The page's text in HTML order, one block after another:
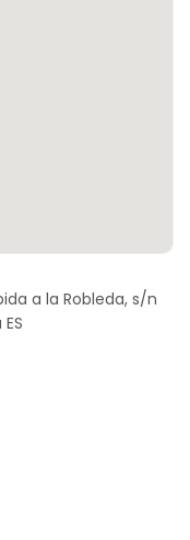
a la Robleda, s/n